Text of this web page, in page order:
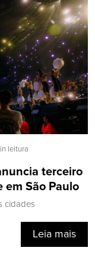
leitura
terceiro
em São Paulo
cidades
Leia mais